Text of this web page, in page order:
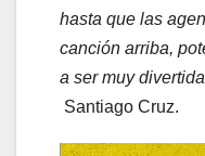
hasta que las
canción arriba,
a ser muy
Santiago Cruz.